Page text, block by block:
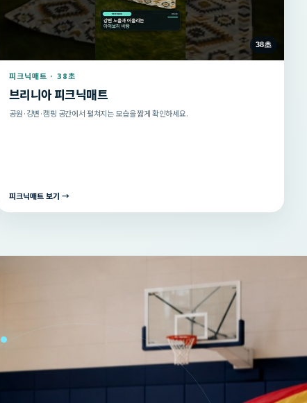
38초
피크닉매트 · 38초
브리니아 피크닉매트
공원·강변·캠핑 공간에서 펼쳐지는 모습을 짧게 확인하세요.
피크닉매트 보기 →